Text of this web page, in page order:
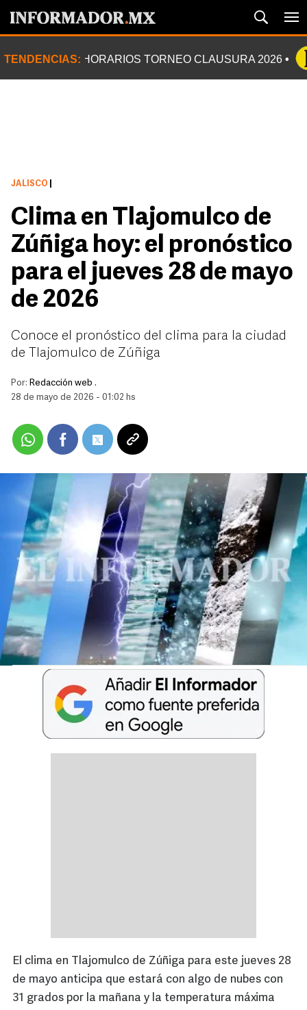
TENDENCIAS: HORARIOS TORNEO CLAUSURA 2026
JALISCO
Clima en Tlajomulco de
Zúñiga hoy: el pronóstico
para el jueves 28 de mayo
de 2026
Conoce el pronóstico del clima para la ciudad
de Tlajomulco de Zúñiga
Por: Redacción web .
28 de mayo de 2026 - 01:02 hs
El clima en Tlajomulco de Zúñiga para este jueves 28
de mayo anticipa que estará con algo de nubes con
31 grados por la mañana y la temperatura máxima